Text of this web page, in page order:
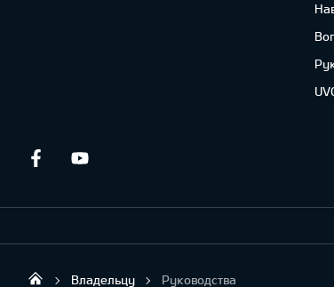
Facebook
Владельцу Руководства